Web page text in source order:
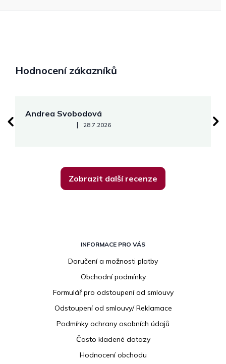
Hodnocení zákazníků
Andrea Svobodová
Hodnocení obchodu je 5 z 5 hvězdiček.
| 28.7.2026
Zobrazit další recenze
INFORMACE PRO VÁS
Doručení a možnosti platby
Obchodní podmínky
Formulář pro odstoupení od smlouvy
Odstoupení od smlouvy/ Reklamace
Podmínky ochrany osobních údajů
Často kladené dotazy
Hodnocení obchodu